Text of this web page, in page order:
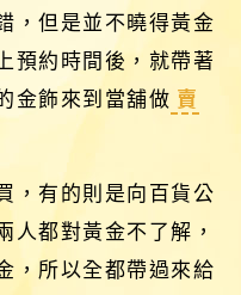
，但是並不曉得黃金
預約時間後，就帶著
金飾來到當舖做 賣
，有的則是向百貨公
人都對黃金不了解，
，所以全都帶過來給